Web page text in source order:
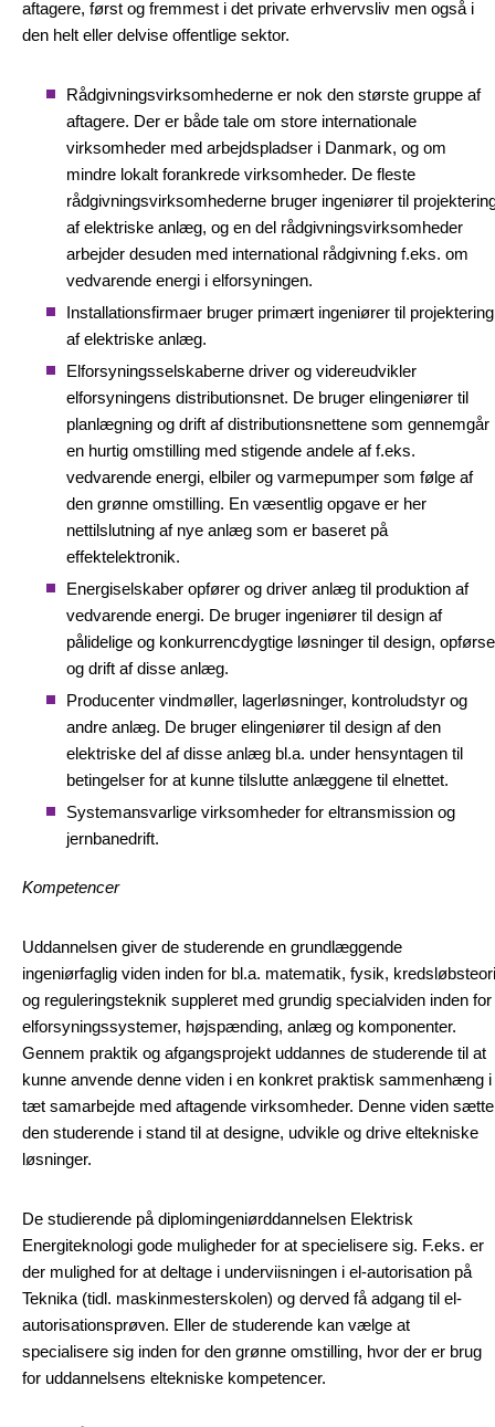
aftagere, først og fremmest i det private erhvervsliv men også i
den helt eller delvise offentlige sektor.
Rådgivningsvirksomhederne er nok den største gruppe af
aftagere. Der er både tale om store internationale
virksomheder med arbejdspladser i Danmark, og om
mindre lokalt forankrede virksomheder. De fleste
rådgivningsvirksomhederne bruger ingeniører til
af elektriske anlæg, og en del rådgivningsvirksomheder
arbejder desuden med international rådgivning f.eks. om
vedvarende energi i elforsyningen.
Installationsfirmaer bruger primært ingeniører til projektering
af elektriske anlæg.
Elforsyningsselskaberne driver og videreudvikler
elforsyningens distributionsnet. De bruger elingeniører til
planlægning og drift af distributionsnettene som gennemgår
en hurtig omstilling med stigende andele af f.eks.
vedvarende energi, elbiler og varmepumper som følge af
den grønne omstilling. En væsentlig opgave er her
nettilslutning af nye anlæg som er baseret på
effektelektronik.
Energiselskaber opfører og driver anlæg til produktion af
vedvarende energi. De bruger ingeniører til design af
pålidelige og konkurrencdygtige løsninger til design,
og drift af disse anlæg.
Producenter vindmøller, lagerløsninger, kontroludstyr og
andre anlæg. De bruger elingeniører til design af den
elektriske del af disse anlæg bl.a. under hensyntagen til
betingelser for at kunne tilslutte anlæggene til elnettet.
Systemansvarlige virksomheder for eltransmission og
jernbanedrift.
Kompetencer
Uddannelsen giver de studerende en grundlæggende
ingeniørfaglig viden inden for bl.a. matematik, fysik, kredsløbsteori
og reguleringsteknik suppleret med grundig specialviden inden for
elforsyningssystemer, højspænding, anlæg og komponenter.
Gennem praktik og afgangsprojekt uddannes de studerende til at
kunne anvende denne viden i en konkret praktisk sammenhæng i
tæt samarbejde med aftagende virksomheder. Denne viden
den studerende i stand til at designe, udvikle og drive eltekniske
løsninger.
De studierende på diplomingeniørddannelsen Elektrisk
Energiteknologi gode muligheder for at specielisere sig. F.eks. er
der mulighed for at deltage i underviisningen i el-autorisation på
Teknika (tidl. maskinmesterskolen) og derved få adgang til el-
autorisationsprøven. Eller de studerende kan vælge at
specialisere sig inden for den grønne omstilling, hvor der er brug
for uddannelsens eltekniske kompetencer.